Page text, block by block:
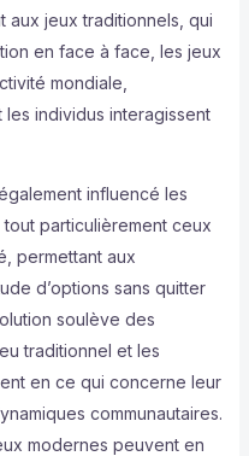
aux jeux traditionnels, qui
en face à face, les jeux
mondiale,
les individus interagissent
influencé les
particulièrement ceux
permettant aux
d’options sans quitter
soulève des
traditionnel et les
en ce qui concerne leur
communautaires.
modernes peuvent en